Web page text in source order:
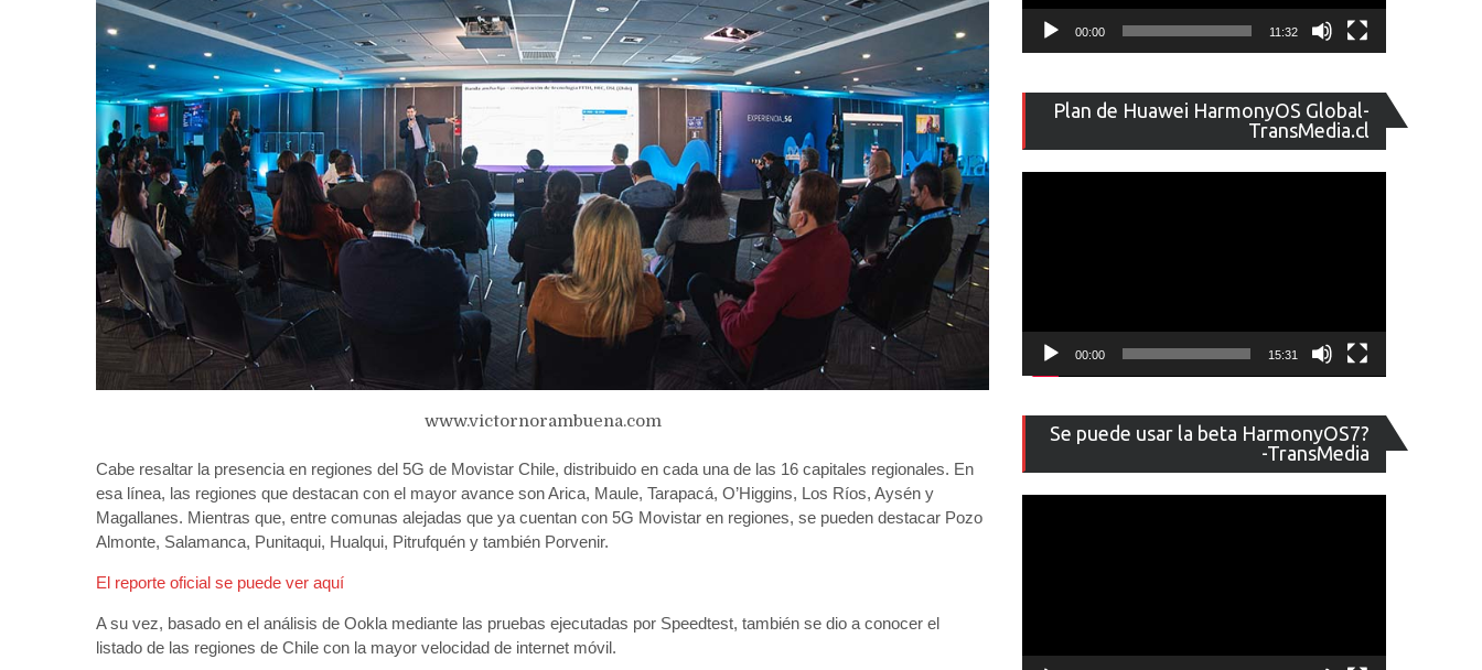
www.victornorambuena.com
Cabe resaltar la presencia en regiones del 5G de Movistar Chile, distribuido en cada una de las 16 capitales regionales. En
esa línea, las regiones que destacan con el mayor avance son Arica, Maule, Tarapacá, O’Higgins, Los Ríos, Aysén y
Magallanes. Mientras que, entre comunas alejadas que ya cuentan con 5G Movistar en regiones, se pueden destacar Pozo
Almonte, Salamanca, Punitaqui, Hualqui, Pitrufquén y también Porvenir.
El reporte oficial se puede ver aquí
A su vez, basado en el análisis de Ookla mediante las pruebas ejecutadas por Speedtest, también se dio a conocer el
listado de las regiones de Chile con la mayor velocidad de internet móvil.
00:00 11:32
Plan de Huawei HarmonyOS Global-
TransMedia.cl
de
vídeo
00:00 15:31
Se puede usar la beta HarmonyOS7?
-TransMedia
de
vídeo